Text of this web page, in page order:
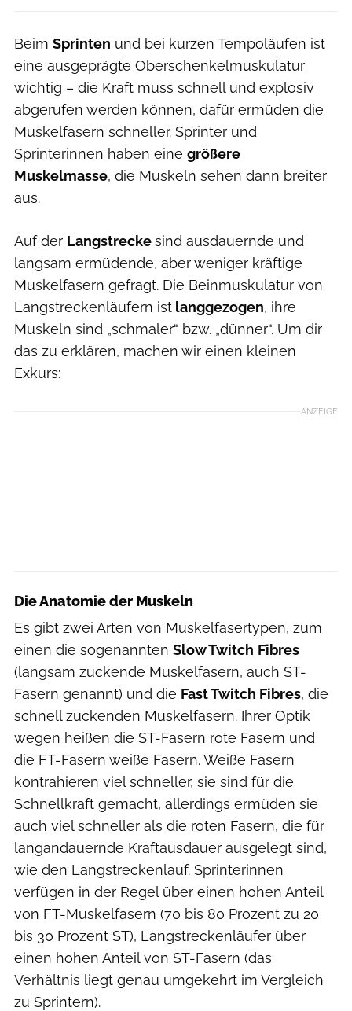
Beim Sprinten und bei kurzen Tempoläufen ist
eine ausgeprägte Oberschenkelmuskulatur
wichtig – die Kraft muss schnell und explosiv
abgerufen werden können, dafür ermüden die
Muskelfasern schneller. Sprinter und
Sprinterinnen haben eine größere
Muskelmasse, die Muskeln sehen dann breiter
aus.
Auf der Langstreckesind ausdauernde und
langsam ermüdende, aber weniger kräftige
Muskelfasern gefragt. Die Beinmuskulatur von
Langstreckenläufern ist langgezogen, ihre
Muskeln sind „schmaler“ bzw. „dünner“. Um dir
das zu erklären, machen wir einen kleinen
Exkurs:
ANZEIGE
Die Anatomie der Muskeln
Es gibt zwei Arten von Muskelfasertypen, zum
einen die sogenannten Slow Twitch Fibres
(langsam zuckende Muskelfasern, auch ST-
Fasern genannt) und die Fast Twitch Fibres, die
schnell zuckenden Muskelfasern. Ihrer Optik
wegen heißen die ST-Fasern rote Fasern und
die FT-Fasern weiße Fasern. Weiße Fasern
kontrahieren viel schneller, sie sind für die
Schnellkraft gemacht, allerdings ermüden sie
auch viel schneller als die roten Fasern, die für
langandauernde Kraftausdauer ausgelegt sind,
wie den Langstreckenlauf. Sprinterinnen
verfügen in der Regel über einen hohen Anteil
von FT-Muskelfasern (70 bis 80 Prozent zu 20
bis 30 Prozent ST), Langstreckenläufer über
einen hohen Anteil von ST-Fasern (das
Verhältnis liegt genau umgekehrt im Vergleich
zu Sprintern).